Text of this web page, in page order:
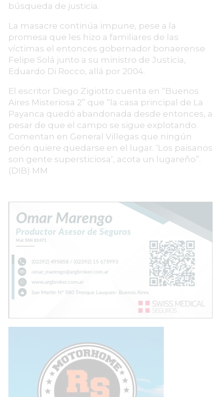
búsqueda de justicia.
La masacre continúa impune, pese a la
promesa que les hizo a familiares de las
víctimas el entonces gobernador bonaerense
Felipe Solá junto a su ministro de Justicia,
Eduardo Di Rocco, allá por 2004.
El escritor Diego Zigiotto cuenta en “Buenos
Aires Misteriosa 2” que “la casa principal de La
Payanca quedó abandonada desde entonces, a
pesar de que el campo se sigue explotando.
Comentan en General Villegas que ningún
peón quiere quedarse en el lugar. ‘Los paisanos
son gente supersticiosa’, acota un lugareño”.
(DIB) MM